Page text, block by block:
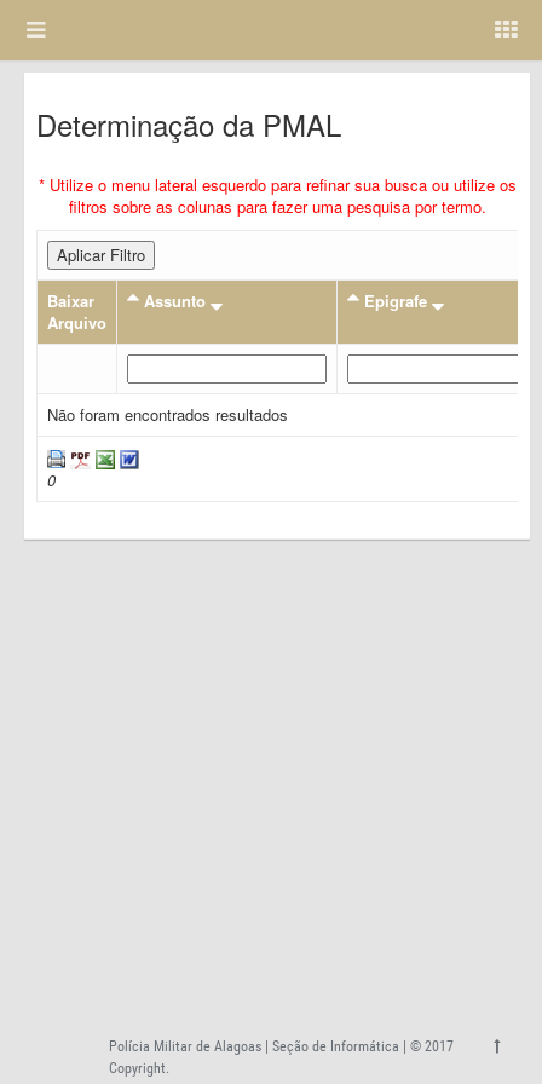
Determinação da PMAL
* Utilize o menu lateral esquerdo para refinar sua busca ou utilize os
filtros sobre as colunas para fazer uma pesquisa por termo.
Aplicar Filtro
Baixar
Arquivo
Assunto Epigrafe
Não foram encontrados resultados
0
Polícia Militar de Alagoas | Seção de Informática | © 2017
Copyright.